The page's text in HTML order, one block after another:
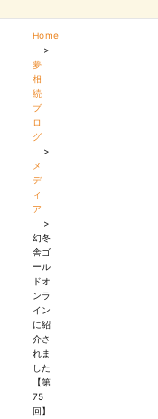
Home
>
夢
相
続
ブ
ロ
グ
>
メ
デ
ィ
ア
>
幻冬
舎ゴ
ール
ドオ
ンラ
イン
に紹
介さ
れま
した
【第
75
回】